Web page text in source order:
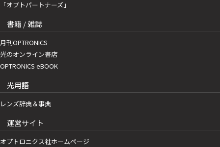
「オプトパートナーズ」
書籍 / 雑誌
月刊OPTRONICS
光のオンライン書店
OPTRONICS eBOOK
光用語
レンズ辞典＆事典
運営サイト
オプトロニクス社ホームページ